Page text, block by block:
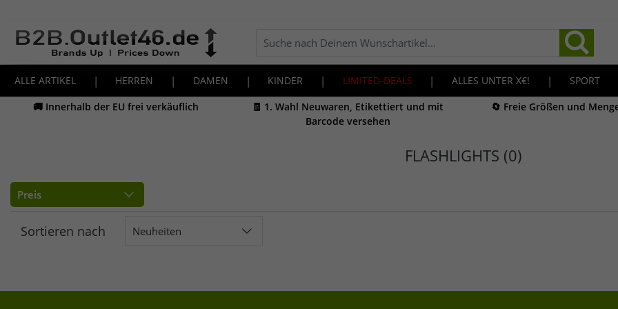
ALLE ARTIKEL | HERREN | DAMEN | KINDER | LIMITED-DEALS | ALLES UNTER X€! | SPORT
🚚 Innerhalb der EU frei verkäuflich
🧾 1. Wahl Neuwaren, Etikettiert und mit
Barcode versehen
🔄 Freie Größen und
FLASHLIGHTS (0)
Preis
Sortieren nach Neuheiten